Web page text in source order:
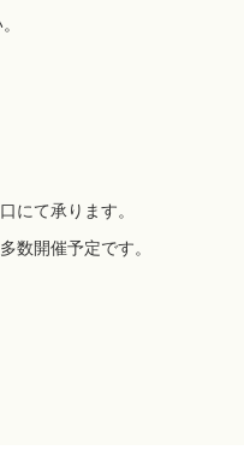
て承ります。
開催予定です。